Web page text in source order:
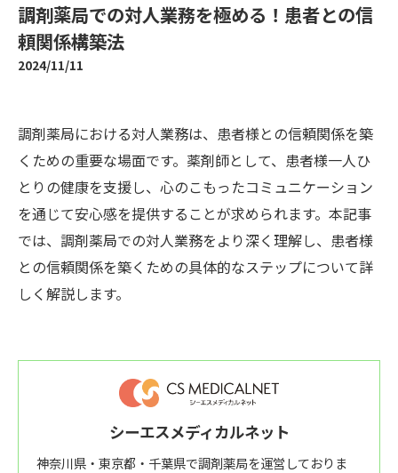
調剤薬局での対人業務を極める！患者との信
頼関係構築法
2024/11/11
調剤薬局における対人業務は、患者様との信頼関係を築
くための重要な場面です。薬剤師として、患者様一人ひ
とりの健康を支援し、心のこもったコミュニケーション
を通じて安心感を提供することが求められます。本記事
では、調剤薬局での対人業務をより深く理解し、患者様
との信頼関係を築くための具体的なステップについて詳
しく解説します。
シーエスメディカルネット
神奈川県・東京都・千葉県で調剤薬局を運営しておりま